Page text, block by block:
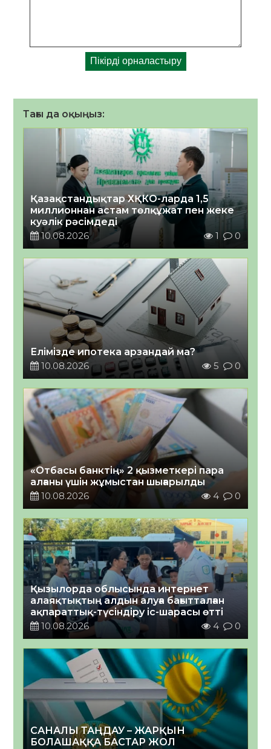
Тағы да оқыңыз:
Қазақстандықтар ХҚКО-ларда 1,5
миллионнан астам төлқұжат пен жеке
куәлік рәсімдеді
10.08.2026
1 0
Елімізде ипотека арзандай ма?
10.08.2026
5 0
«Отбасы банктің» 2 қызметкері пара
алғаны үшін жұмыстан шығарылды
10.08.2026
4 0
Қызылорда облысында интернет
алаяқтықтың алдын алуға бағытталған
ақпараттық-түсіндіру іс-шарасы өтті
10.08.2026
4 0
САНАЛЫ ТАҢДАУ – ЖАРҚЫН
БОЛАШАҚҚА БАСТАР ЖОЛ